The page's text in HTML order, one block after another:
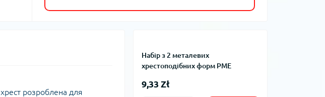
Набір з 2 металевих
хрестоподібних форм PME
9,33 Zł
розроблена для